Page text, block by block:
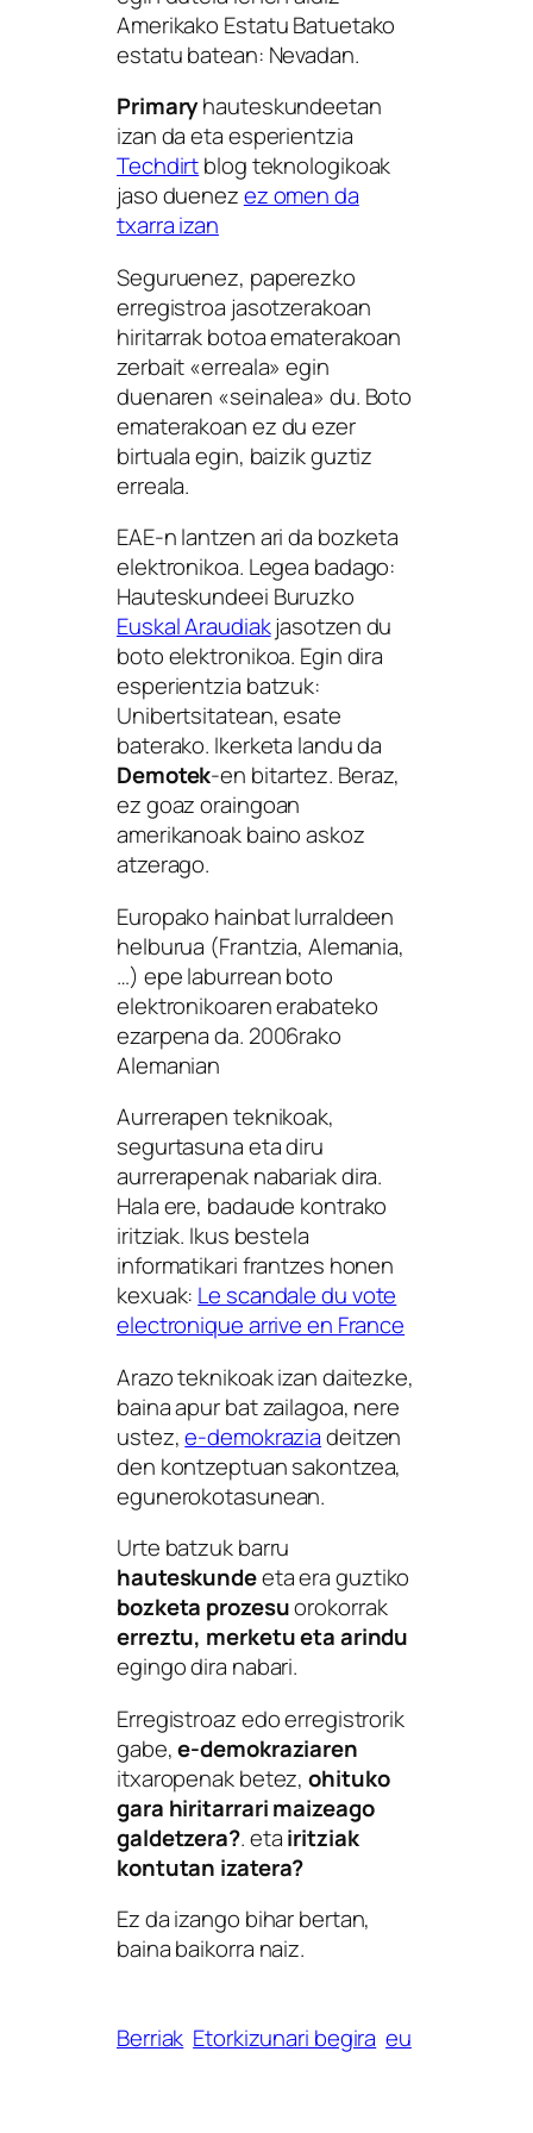
Amerikako Estatu Batuetako
estatu batean: Nevadan.
Primaryhauteskundeetan
izan da eta esperientzia
Techdirtblog teknologikoak
jaso duenezez omen da
txarra izan
Seguruenez, paperezko
erregistroa jasotzerakoan
hiritarrak botoa ematerakoan
zerbait «erreala» egin
duenaren «seinalea» du. Boto
ematerakoan ez du ezer
birtualaegin, baizik guztiz
erreala.
EAE-n lantzen ari da bozketa
elektronikoa. Legea badago:
Hauteskundeei Buruzko
Euskal Araudiakjasotzen du
boto elektronikoa. Egin dira
esperientzia batzuk:
Unibertsitatean, esate
baterako. Ikerketa landu da
Demotek-en bitartez. Beraz,
ez goaz oraingoan
amerikanoak baino askoz
atzerago.
Europako hainbat lurraldeen
helburua (Frantzia, Alemania,
…) epe laburrean boto
elektronikoaren erabateko
ezarpena da. 2006rako
Alemanian
Aurrerapen teknikoak,
segurtasuna eta diru
aurrerapenak nabariak dira.
Hala ere, badaude kontrako
iritziak. Ikus bestela
informatikari frantzes honen
kexuak: Le scandale du vote
electronique arrive en France
Arazo teknikoak izan daitezke,
baina apur bat zailagoa, nere
ustez,e-demokraziadeitzen
den kontzeptuan sakontzea,
egunerokotasunean.
Urte batzuk barru
hauteskundeeta era guztiko
bozketa prozesuorokorrak
erreztu, merketu eta arindu
egingo dira nabari.
Erregistroaz edo erregistrorik
gabe,e-demokraziaren
itxaropenak betez,ohituko
gara hiritarrari maizeago
galdetzera?. etairitziak
kontutan izatera?
Ez da izango bihar bertan,
baina baikorra naiz.
Berriak Etorkizunari begira eu